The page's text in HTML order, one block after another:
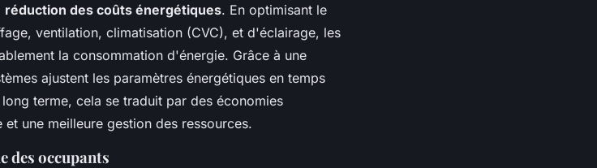
réduction des coûts énergétiques. En optimisant le
ventilation, climatisation (CVC), et d'éclairage, les
la consommation d'énergie. Grâce à une
ajustent les paramètres énergétiques en temps
terme, cela se traduit par des économies
une meilleure gestion des ressources.
des occupants